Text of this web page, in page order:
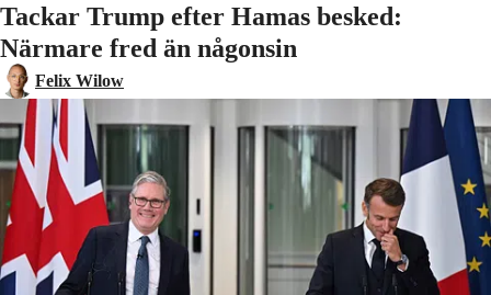
Tackar Trump efter Hamas besked:
Närmare fred än någonsin
Felix Wilow